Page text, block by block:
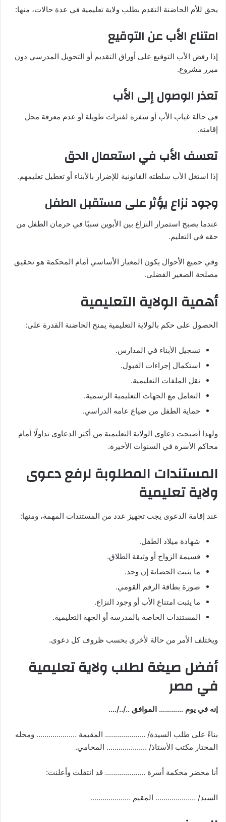
يحق للأم الحاضنة التقدم بطلب ولاية تعليمية في عدة حالات، منها:
امتناع الأب عن التوقيع
إذا رفض الأب التوقيع على أوراق التقديم أو التحويل المدرسي دون
مبرر مشروع.
تعذر الوصول إلى الأب
في حالة غياب الأب أو سفره لفترات طويلة أو عدم معرفة محل
إقامته.
تعسف الأب في استعمال الحق
إذا استغل الأب سلطته القانونية للإضرار بالأبناء أو تعطيل تعليمهم.
وجود نزاع يؤثر على مستقبل الطفل
عندما يصبح استمرار النزاع بين الأبوين سببًا في حرمان الطفل من
حقه في التعليم.
وفي جميع الأحوال يكون المعيار الأساسي أمام المحكمة هو تحقيق
مصلحة الصغير الفضلى.
أهمية الولاية التعليمية
الحصول على حكم بالولاية التعليمية يمنح الحاضنة القدرة على:
تسجيل الأبناء في المدارس.
استكمال إجراءات القبول.
نقل الملفات التعليمية.
التعامل مع الجهات التعليمية الرسمية.
حماية الطفل من ضياع عامه الدراسي.
ولهذا أصبحت دعاوى الولاية التعليمية من أكثر الدعاوى تداولًا أمام
محاكم الأسرة في السنوات الأخيرة.
المستندات المطلوبة لرفع دعوى
ولاية تعليمية
عند إقامة الدعوى يجب تجهيز عدد من المستندات المهمة، ومنها:
شهادة ميلاد الطفل.
قسيمة الزواج أو وثيقة الطلاق.
ما يثبت الحضانة إن وجد.
صورة بطاقة الرقم القومي.
ما يثبت امتناع الأب أو وجود النزاع.
المستندات الخاصة بالمدرسة أو الجهة التعليمية.
ويختلف الأمر من حالة لأخرى بحسب ظروف كل دعوى.
أفضل صيغة لطلب ولاية تعليمية
في مصر
إنه في يوم ………… الموافق ../../….
بناءً على طلب السيدة/ ……………….. المقيمة ……………….. ومحله
المختار مكتب الأستاذ/ ……………….. المحامي.
أنا محضر محكمة أسرة ……………….. قد انتقلت وأعلنت:
السيد/ ……………….. المقيم ………………..